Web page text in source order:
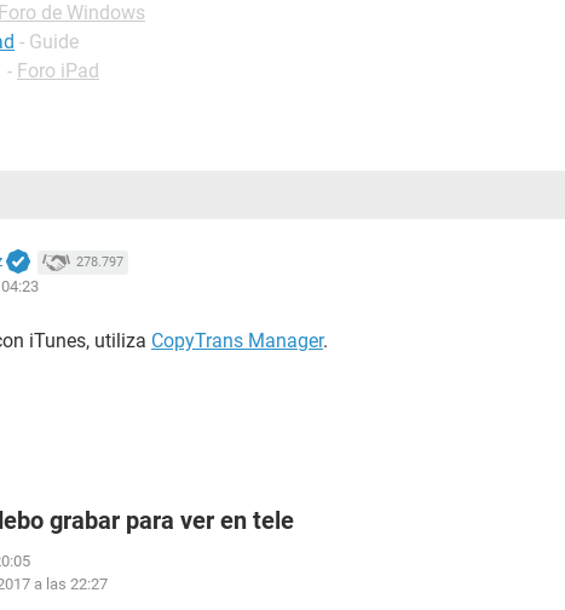
Foro de Windows
- Guide
- Foro iPad
278.797
iTunes, utiliza CopyTrans Manager.
grabar para ver en tele
a las 22:27